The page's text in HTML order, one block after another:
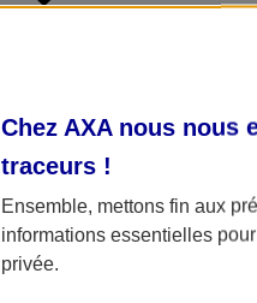
Chez AXA nous nous
traceurs !
Ensemble, mettons fin aux
informations essentielles
privée.